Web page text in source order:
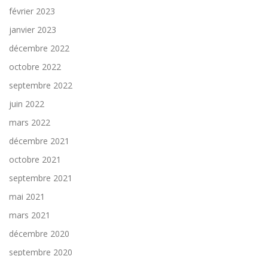
février 2023
janvier 2023
décembre 2022
octobre 2022
septembre 2022
juin 2022
mars 2022
décembre 2021
octobre 2021
septembre 2021
mai 2021
mars 2021
décembre 2020
septembre 2020